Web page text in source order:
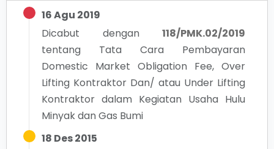
16 Agu 2019
Dicabut dengan
118/PMK.02/2019
tentang Tata Cara Pembayaran
Domestic Market Obligation Fee, Over
Lifting Kontraktor Dan/ atau Under Lifting
Kontraktor dalam Kegiatan Usaha Hulu
Minyak dan Gas Bumi
18 Des 2015